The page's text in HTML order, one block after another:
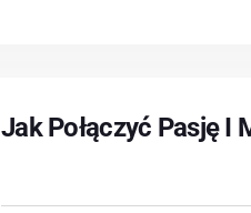
Jak Połączyć Pasję I